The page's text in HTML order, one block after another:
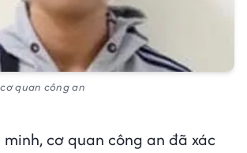
quan công an
cơ quan công an đã xác